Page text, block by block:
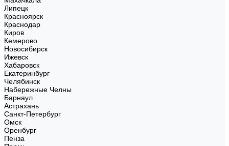
Липецк
Красноярск
Краснодар
Киров
Кемерово
Новосибирск
Ижевск
Хабаровск
Екатеринбург
Челябинск
Набережные Челны
Барнаул
Астрахань
Санкт-Петербург
Омск
Оренбург
Пенза